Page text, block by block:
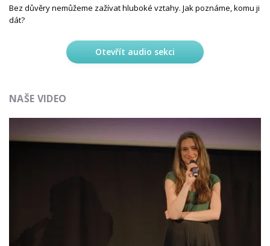
Bez důvěry nemůžeme zažívat hluboké vztahy. Jak poznáme, komu ji
dát?
Otevřít audio sekci
NAŠE VIDEO